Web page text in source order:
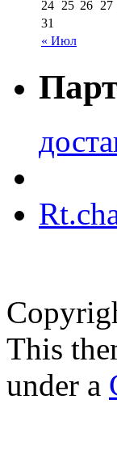
« Июл
24 25 26 27
31
This
under a